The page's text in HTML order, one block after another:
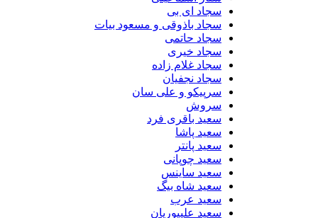
سجاد ای بی
سجاد باذوقی و مسعود بیات
سجاد حاتمی
سجاد خیری
سجاد غلام زاده
سجاد نجفیان
سرپیکو و علی سان
سروش
سعید باقری فرد
سعید پاشا
سعید پانتر
سعید چوپانی
سعید ساینس
سعید شاه بیگ
سعید عرب
سعید علیپوریان